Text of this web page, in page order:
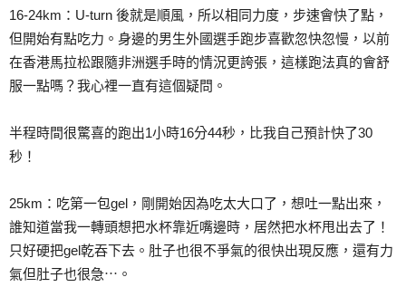
16-24km：U-turn 後就是順風，所以相同力度，步速會快了點，
但開始有點吃力。身邊的男生外國選手跑步喜歡忽快忽慢，以前
在香港馬拉松跟隨非洲選手時的情況更誇張，這樣跑法真的會舒
服一點嗎？我心裡一直有這個疑問。
半程時間很驚喜的跑出1小時16分44秒，比我自己預計快了30
秒！
25km：吃第一包gel，剛開始因為吃太大口了，想吐一點出來，
誰知道當我一轉頭想把水杯靠近嘴邊時，居然把水杯甩出去了！
只好硬把gel乾吞下去。肚子也很不爭氣的很快出現反應，還有力
氣但肚子也很急⋯。